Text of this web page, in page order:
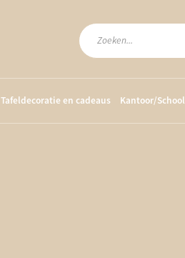
Producten
zoeken
Tafeldecoratie en cadeaus Kantoor/School